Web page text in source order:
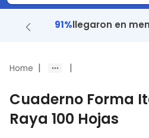
91%llegaron en
Home | |
Cuaderno Forma
Raya 100 Hojas